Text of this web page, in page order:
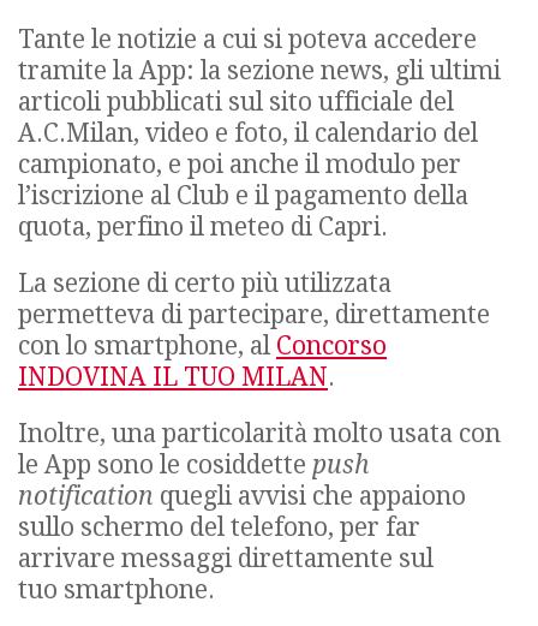
Tante le notizie a cui si poteva accedere
tramite la App: la sezione news, gli ultimi
articoli pubblicati sul sito ufficiale del
A.C.Milan, video e foto, il calendario del
campionato, e poi anche il modulo per
l’iscrizione al Club e il pagamento della
quota, perfino il meteo di Capri.
La sezione di certo più utilizzata
permetteva di partecipare, direttamente
con lo smartphone, al Concorso
INDOVINA IL TUO MILAN.
Inoltre, una particolarità molto usata con
le App sono le cosiddette push
notification quegli avvisi che appaiono
sullo schermo del telefono, per far
arrivare messaggi direttamente sul
tuo smartphone.